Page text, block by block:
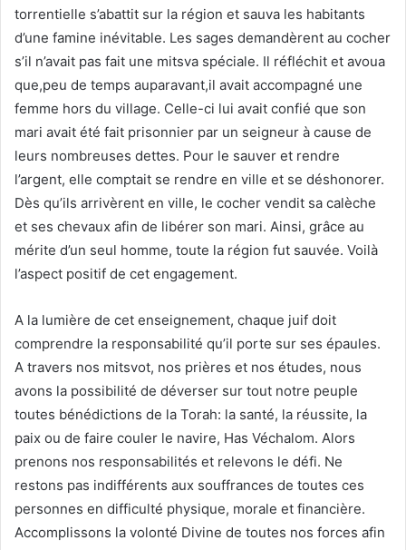
torrentielle s’abattit sur la région et sauva les habitants
d’une famine inévitable. Les sages demandèrent au cocher
s’il n’avait pas fait une mitsva spéciale. Il réfléchit et avoua
que,peu de temps auparavant,il avait accompagné une
femme hors du village. Celle-ci lui avait confié que son
mari avait été fait prisonnier par un seigneur à cause de
leurs nombreuses dettes. Pour le sauver et rendre
l’argent, elle comptait se rendre en ville et se déshonorer.
Dès qu’ils arrivèrent en ville, le cocher vendit sa calèche
et ses chevaux afin de libérer son mari. Ainsi, grâce au
mérite d’un seul homme, toute la région fut sauvée. Voilà
l’aspect positif de cet engagement.
A la lumière de cet enseignement, chaque juif doit
comprendre la responsabilité qu’il porte sur ses épaules.
A travers nos mitsvot, nos prières et nos études, nous
avons la possibilité de déverser sur tout notre peuple
toutes bénédictions de la Torah: la santé, la réussite, la
paix ou de faire couler le navire, Has Véchalom. Alors
prenons nos responsabilités et relevons le défi. Ne
restons pas indifférents aux souffrances de toutes ces
personnes en difficulté physique, morale et financière.
Accomplissons la volonté Divine de toutes nos forces afin